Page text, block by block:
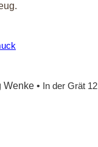
•
In der Grät 12